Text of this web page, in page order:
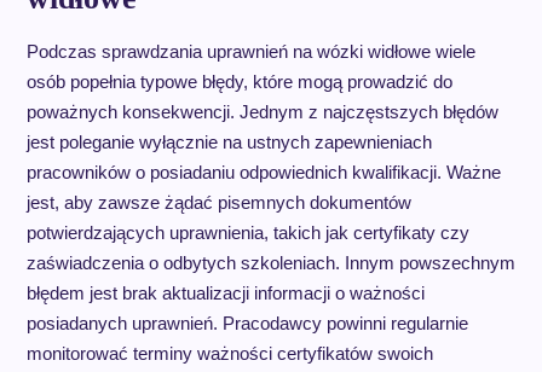
Podczas sprawdzania uprawnień na wózki widłowe wiele
osób popełnia typowe błędy, które mogą prowadzić do
poważnych konsekwencji. Jednym z najczęstszych błędów
jest poleganie wyłącznie na ustnych zapewnieniach
pracowników o posiadaniu odpowiednich kwalifikacji. Ważne
jest, aby zawsze żądać pisemnych dokumentów
potwierdzających uprawnienia, takich jak certyfikaty czy
zaświadczenia o odbytych szkoleniach. Innym powszechnym
błędem jest brak aktualizacji informacji o ważności
posiadanych uprawnień. Pracodawcy powinni regularnie
monitorować terminy ważności certyfikatów swoich